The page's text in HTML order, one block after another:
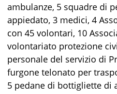
ambulanze, 5 squadre di
appiedato, 3 medici, 4
con 45 volontari, 10
volontariato protezione
personale del servizio di
furgone telonato per
5 pedane di bottigliette di